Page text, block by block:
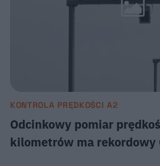
KONTROLA PRĘDKOŚCI A2
Odcinkowy pomiar
kilometrów ma rekordowy